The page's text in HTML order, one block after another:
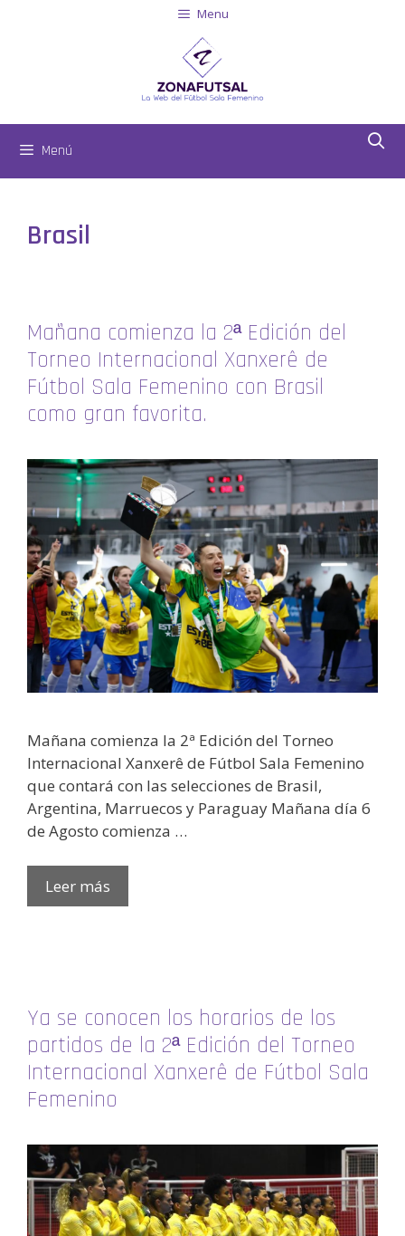
Menu
Menú
Brasil
Mañana comienza la 2ª Edición del
Torneo Internacional Xanxerê de
Fútbol Sala Femenino con Brasil
como gran favorita.
Mañana comienza la 2ª Edición del Torneo
Internacional Xanxerê de Fútbol Sala Femenino
que contará con las selecciones de Brasil,
Argentina, Marruecos y Paraguay Mañana día 6
de Agosto comienza …
Leer más
Ya se conocen los horarios de los
partidos de la 2ª Edición del Torneo
Internacional Xanxerê de Fútbol Sala
Femenino